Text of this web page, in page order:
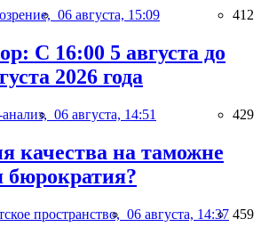
06 августа, 15:09 412
С 16:00 5 августа до
2026 года
06 августа, 14:51 429
качества на таможне
бюрократия?
пространство, 06 августа, 14:37 459